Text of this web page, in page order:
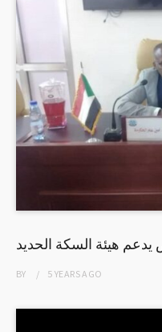
يدعم هيئة السكة الحديد
BY 5 YEARSAGO